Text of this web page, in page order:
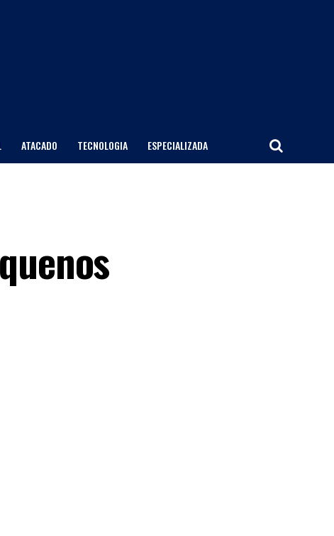
ATACADO TECNOLOGIA ESPECIALIZADA